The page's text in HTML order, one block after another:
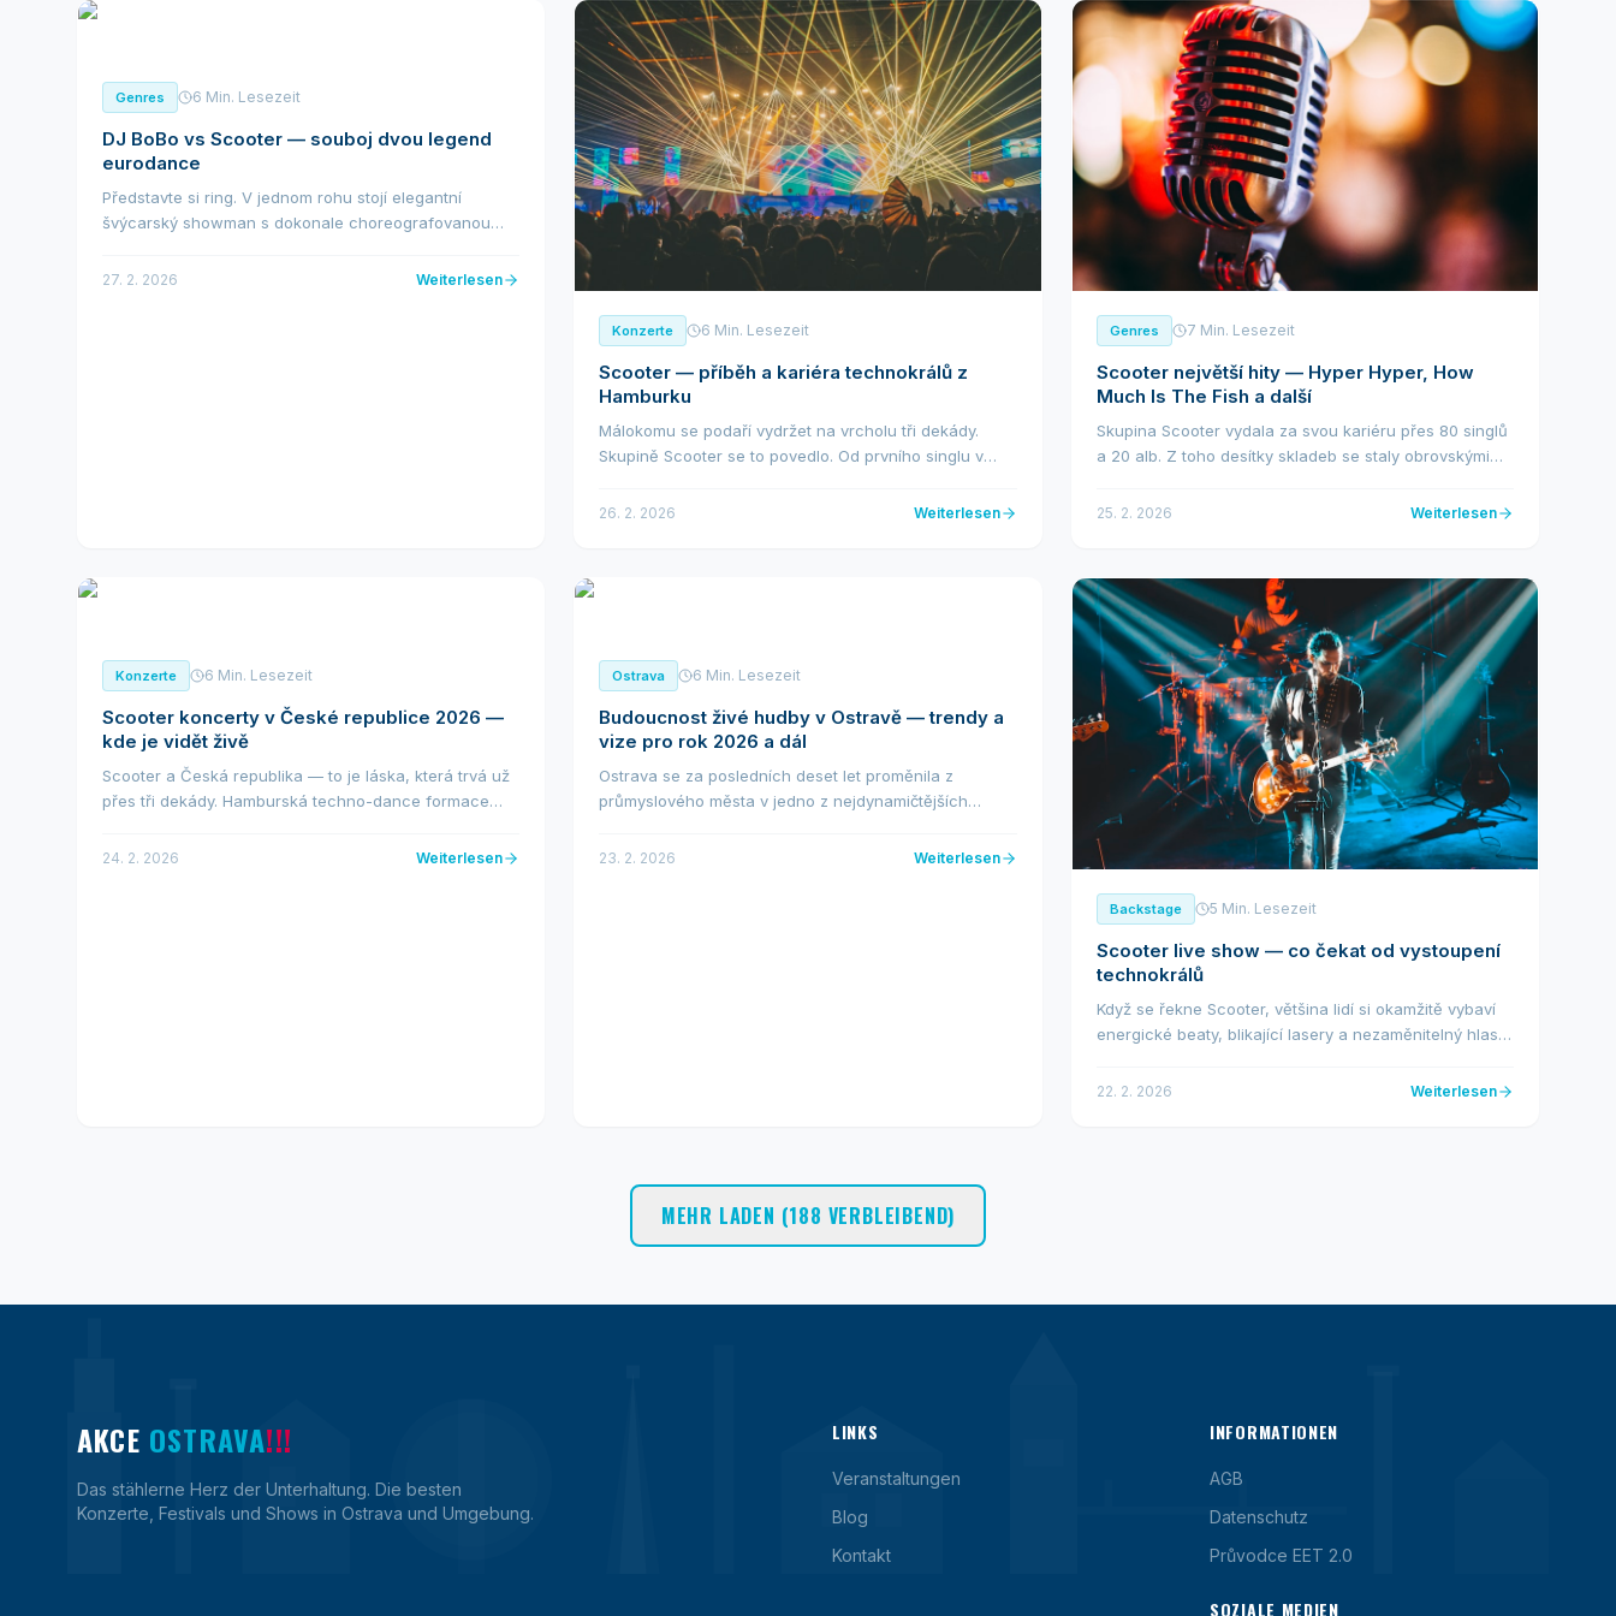
Genres 6 Min. Lesezeit
DJ BoBo vs Scooter — souboj dvou legend
eurodance
Představte si ring. V jednom rohu stojí elegantní
švýcarský showman s dokonale choreografovanou
a nesmrtelným pokřikem „Hyper! Hyper!". DJ BoBo
27. 2. 2026 Weiterlesen
Konzerte 6 Min. Lesezeit
Scooter — příběh a kariéra technokrálů z
Hamburku
Málokomu se podaří vydržet na vrcholu tři dekády.
Skupině Scooter se to povedlo. Od prvního singlu v
hamburská formace kolem charismatického H.P.
26. 2. 2026 Weiterlesen
Genres 7 Min. Lesezeit
Scooter největší hity — Hyper Hyper, How
Much Is The Fish a další
Skupina Scooter vydala za svou kariéru přes 80 singlů
a 20 alb. Z toho desítky skladeb se staly obrovskými
parket. Pojďme si projít ty největší — c...
25. 2. 2026 Weiterlesen
Konzerte 6 Min. Lesezeit
Scooter koncerty v České republice 2026 —
kde je vidět živě
Scooter a Česká republika — to je láska, která trvá už
přes tři dekády. Hamburská techno-dance formace
kteří do ČR jezdí nejčastěji a vždy vyprodají...
24. 2. 2026 Weiterlesen
Ostrava 6 Min. Lesezeit
Budoucnost živé hudby v Ostravě — trendy a
vize pro rok 2026 a dál
Ostrava se za posledních deset let proměnila z
průmyslového města v jedno z nejdynamičtějších
jen díky tradičním festivalům — roste díky novým p...
23. 2. 2026 Weiterlesen
Backstage 5 Min. Lesezeit
Scooter live show — co čekat od vystoupení
technokrálů
Když se řekne Scooter, většina lidí si okamžitě vybaví
energické beaty, blikající lasery a nezaměnitelný hlas
arény. Scooter live show není jen koncert...
22. 2. 2026 Weiterlesen
MEHR LADEN (188 VERBLEIBEND)
AKCE OSTRAVA!!!
Das stählerne Herz der Unterhaltung. Die besten
Konzerte, Festivals und Shows in Ostrava und Umgebung.
LINKS
Veranstaltungen
Blog
Kontakt
INFORMATIONEN
AGB
Datenschutz
Průvodce EET 2.0
SOZIALE MEDIEN